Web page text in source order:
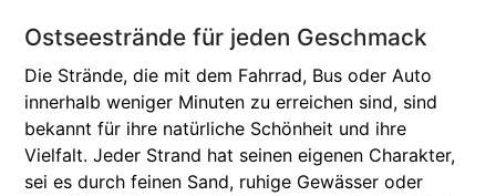
Ostseestrände für jeden Geschmack
Die Strände, die mit dem Fahrrad, Bus oder Auto
innerhalb weniger Minuten zu erreichen sind, sind
bekannt für ihre natürliche Schönheit und ihre
Vielfalt. Jeder Strand hat seinen eigenen Charakter,
sei es durch feinen Sand, ruhige Gewässer oder